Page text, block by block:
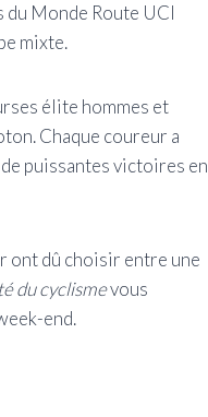
du Monde Route UCI
mixte.
élite hommes et
Chaque coureur a
puissantes victoires en
ont dû choisir entre une
du cyclismevous
end.